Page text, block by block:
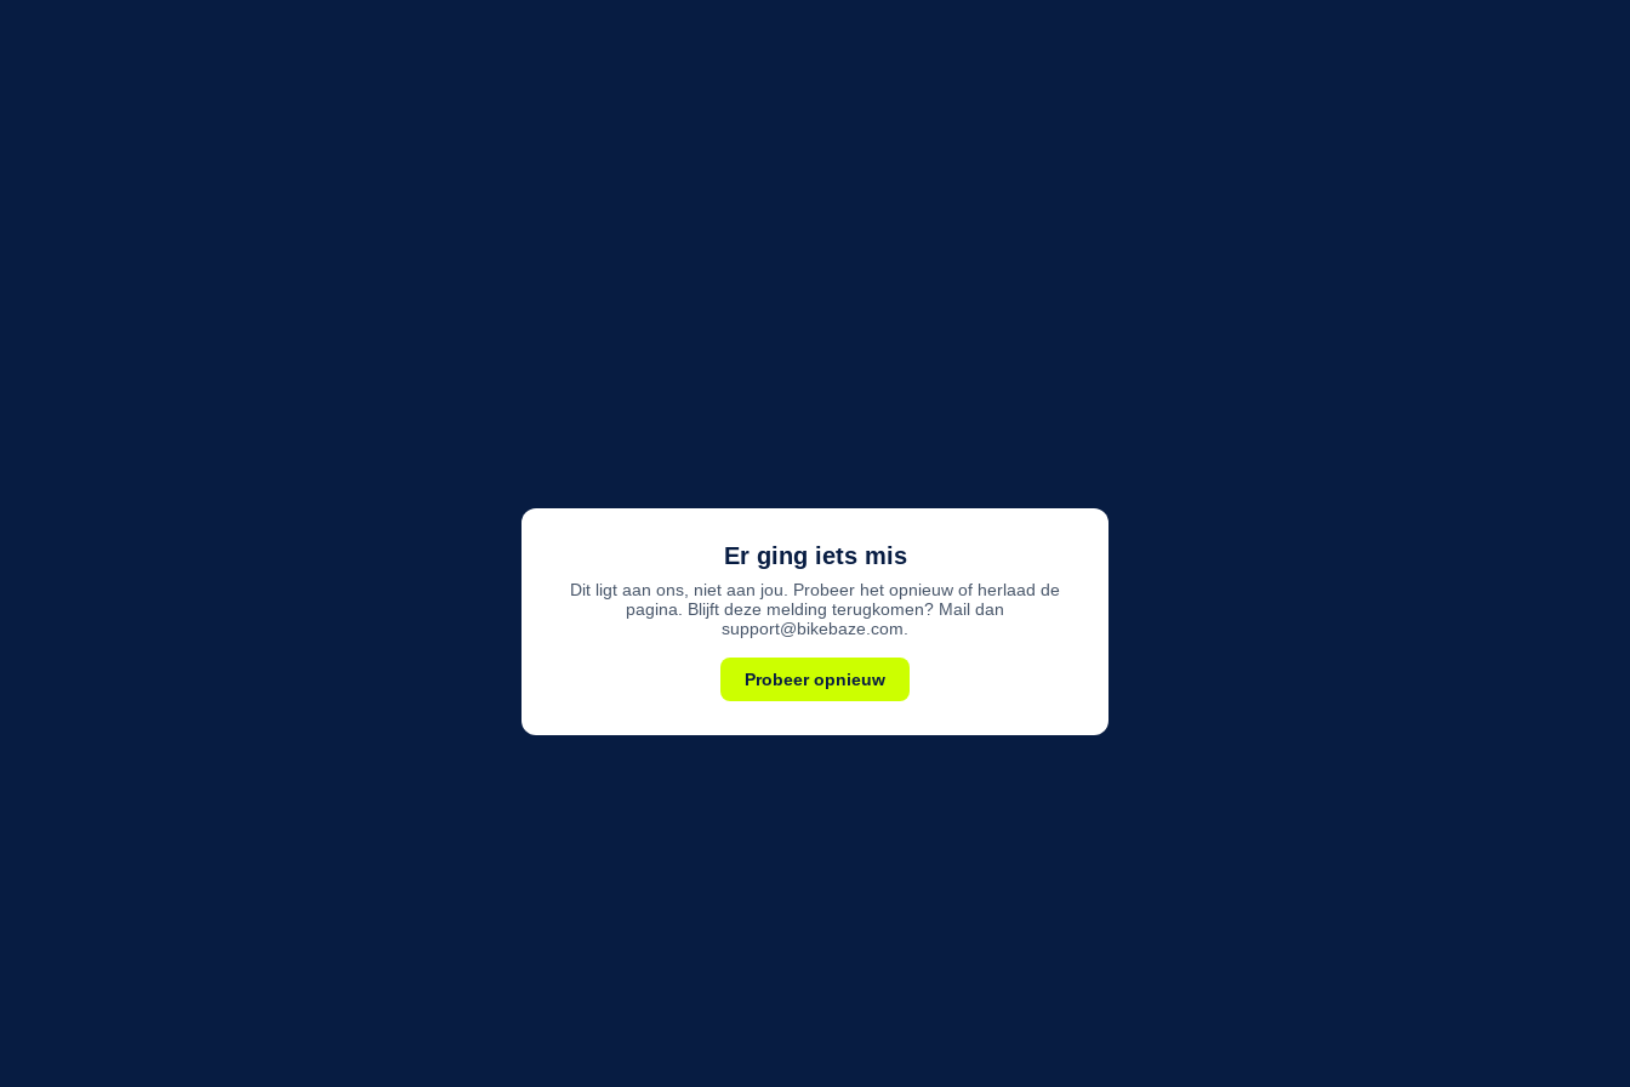
Er ging iets mis
Dit ligt aan ons, niet aan jou. Probeer het opnieuw of herlaad de
pagina. Blijft deze melding terugkomen? Mail dan
support@bikebaze.com.
Probeer opnieuw